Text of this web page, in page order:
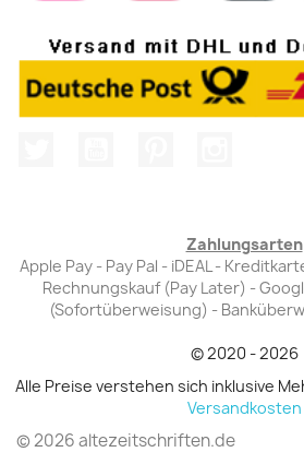
Zahlungsarten
Apple Pay - Pay Pal - iDEAL -
Rechnungskauf (Pay Later) -
(Sofortüberweisung) -
© 2020 - 2026
Alle Preise verstehen sich inklusive
Versandkosten
© 2026 altezeitschriften.de